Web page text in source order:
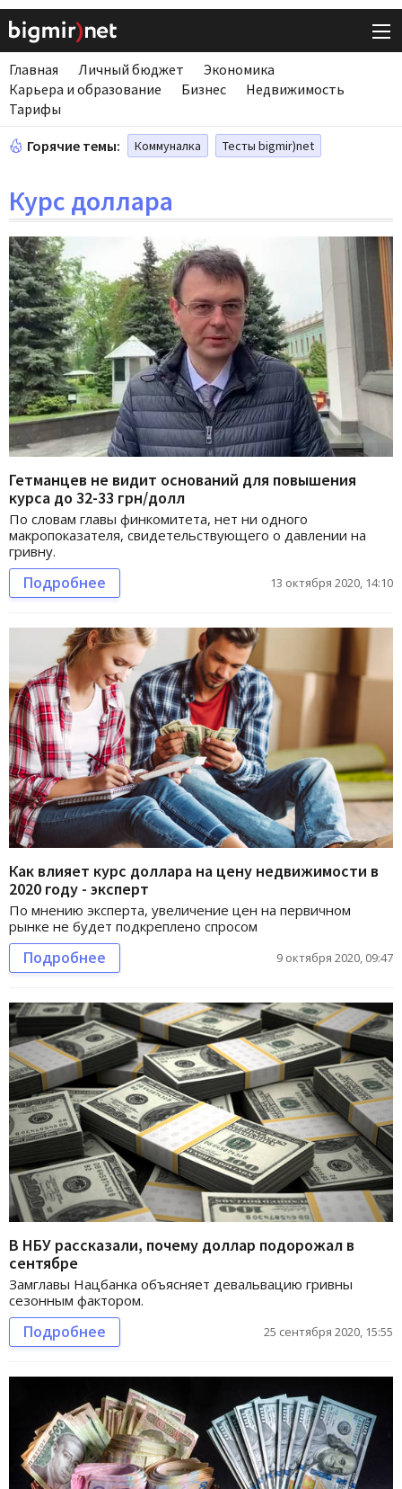
Главная Личный бюджет
Экономика
Карьера и образование
Бизнес
Недвижимость
Тарифы
Горячие темы: Коммуналка Тесты bigmir)net
Курс доллара
Гетманцев не видит оснований для повышения
курса до 32-33 грн/долл
По словам главы финкомитета, нет ни одного
макропоказателя, свидетельствующего о давлении на
гривну.
Подробнее 13 октября 2020, 14:10
Как влияет курс доллара на цену недвижимости в
2020 году - эксперт
По мнению эксперта, увеличение цен на первичном
рынке не будет подкреплено спросом
Подробнее 9 октября 2020, 09:47
В НБУ рассказали, почему доллар подорожал в
сентябре
Замглавы Нацбанка объясняет девальвацию гривны
сезонным фактором.
Подробнее 25 сентября 2020, 15:55